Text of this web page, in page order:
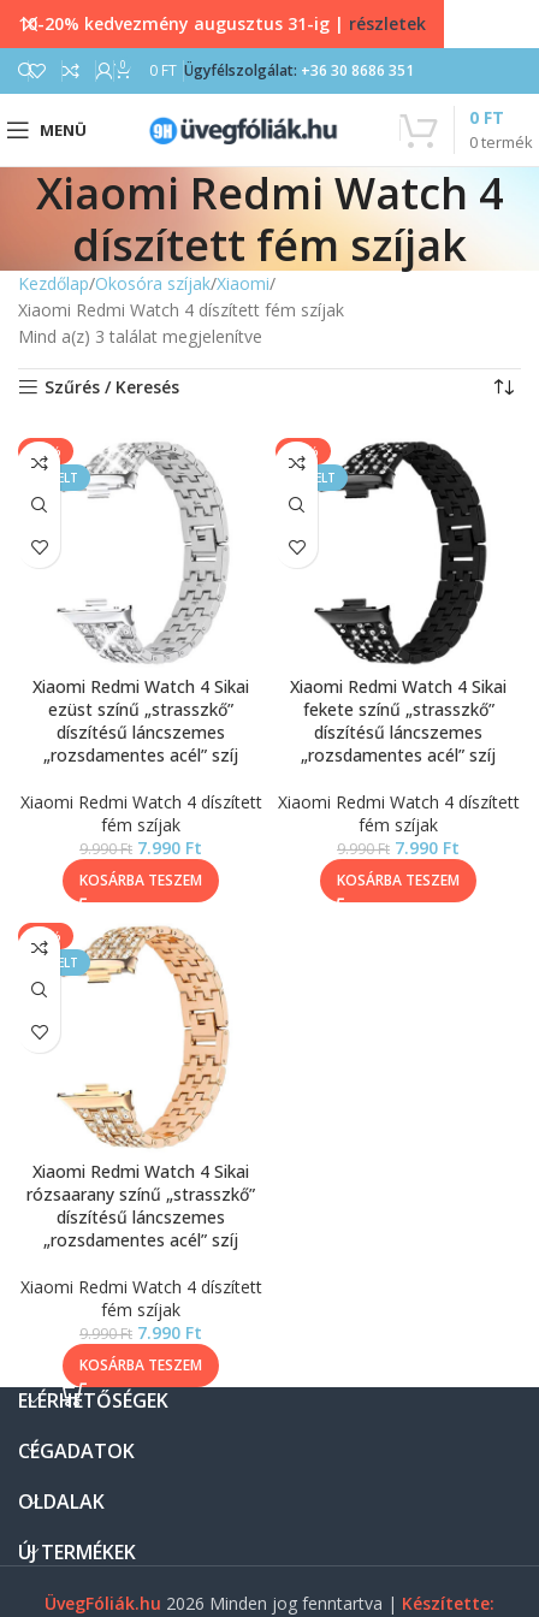
0 0 FT Ügyfélszolgálat: +36 30 8686 351
MENÜ
0termék
0 FT
Xiaomi Redmi Watch 4
díszített fém szíjak
Kezdőlap Okosóra szíjak Xiaomi
Xiaomi Redmi Watch 4 díszített fém szíjak
Mind a(z) 3 találat megjelenítve
Szűrés / Keresés
-20%
KIEMELT
Xiaomi Redmi Watch 4 Sikai
ezüst színű „strasszkő”
díszítésű láncszemes
„rozsdamentes acél” szíj
Xiaomi Redmi Watch 4 díszített
fém szíjak
9.990Ft 7.990 Ft
KOSÁRBA TESZEM
-20%
KIEMELT
Xiaomi Redmi Watch 4 Sikai
fekete színű „strasszkő”
díszítésű láncszemes
„rozsdamentes acél” szíj
Xiaomi Redmi Watch 4 díszített
fém szíjak
9.990Ft 7.990 Ft
KOSÁRBA TESZEM
-20%
KIEMELT
Xiaomi Redmi Watch 4 Sikai
rózsaarany színű „strasszkő”
díszítésű láncszemes
„rozsdamentes acél” szíj
Xiaomi Redmi Watch 4 díszített
fém szíjak
9.990Ft 7.990 Ft
KOSÁRBA TESZEM
ELÉRHETŐSÉGEK
CÉGADATOK
OLDALAK
ÚJ TERMÉKEK
ÜvegFóliák.hu 2026 Minden jog fenntartva | Készítette:
10-20% kedvezmény augusztus 31-ig | részletek